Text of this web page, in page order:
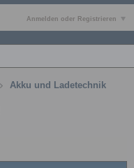
Anmelden oder Registrieren
Akku und Ladetechnik